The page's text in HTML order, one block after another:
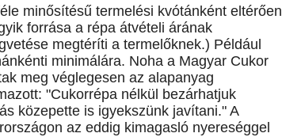
minősítésű termelési kvótánként eltérően
forrása a répa átvételi árának
megtéríti a termelőknek.) Például
minimálára. Noha a Magyar Cukor
meg véglegesen az alapanyag
"Cukorrépa nélkül bezárhatjuk
közepette is igyekszünk javítani." A
az eddig kimagasló nyereséggel